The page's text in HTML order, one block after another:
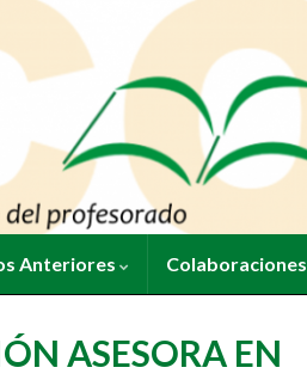
Anteriores Colaboraciones
ASESORA EN